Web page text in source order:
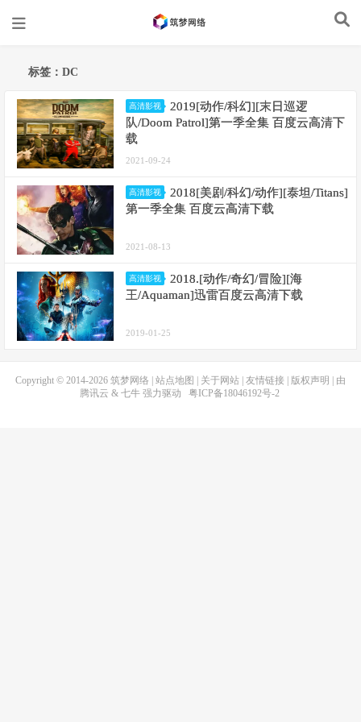
标签：DC
高清影视
2019[动作/科幻][末日巡逻
队/Doom Patrol]第一季全集 百度云高清下
载
2021-09-24
高清影视
2018[美剧/科幻/动作][泰坦/Titans]
第一季全集 百度云高清下载
2021-08-13
高清影视
2018.[动作/奇幻/冒险][海
王/Aquaman]迅雷百度云高清下载
2019-01-25
Copyright © 2014-2026 筑梦网络 站点地图 关于网站 友情链接 版权声明
| 由
腾讯云 & 七牛强力驱动 粤ICP备18046192号-2